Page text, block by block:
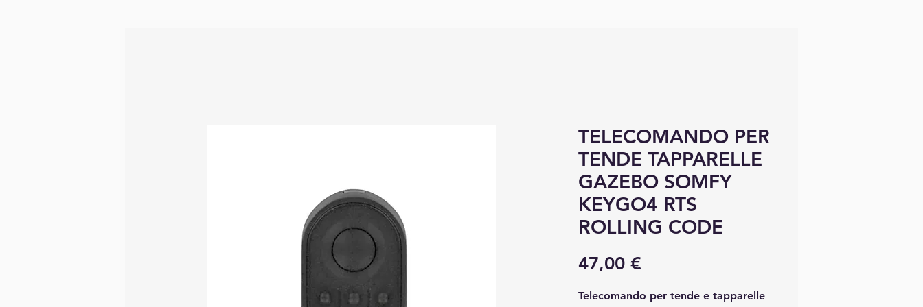
TELECOMANDO PER
TENDE TAPPARELLE
GAZEBO SOMFY
KEYGO4 RTS
ROLLING CODE
47,00 €
Telecomando per tende e tapparelle